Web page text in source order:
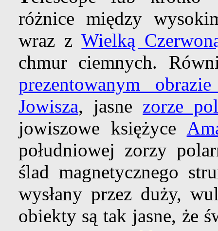
różnice między
wraz zWielką
chmur ciemnych.
prezentowanym
Jowisza, jasne zorze
jowiszowe księżyce
południowej zorzy
ślad magnetycznego
wysłany przez duży,
obiekty są tak jasne, że